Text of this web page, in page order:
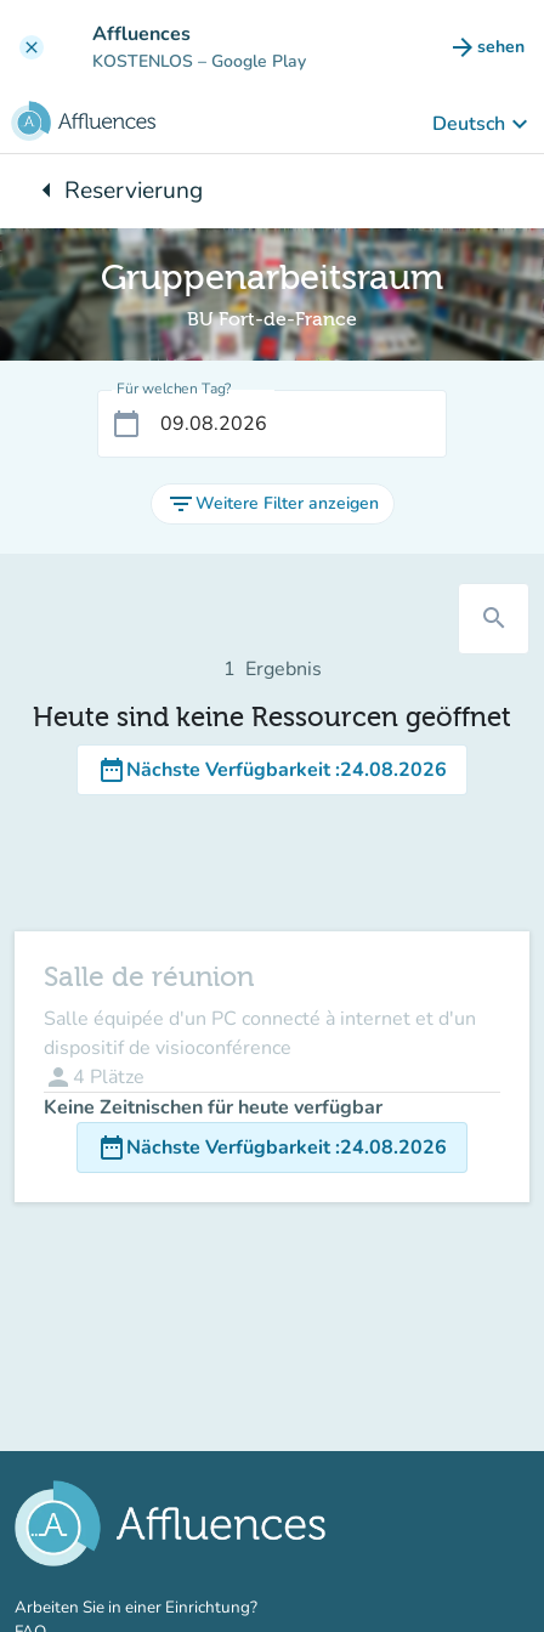
clear Affluences
KOSTENLOS – Google Play arrow_forward sehen
(new
Deutsch keyboard_arrow_down
arrow_leftZurück zu:
Reservierung
Gruppenarbeitsraum
BU Fort-de-France
Für welchen Tag?
calendar_today
filter_listWeitere Filter anzeigen
search
1 Ergebnis
Heute sind keine Ressourcen geöffnet
date_rangeNächste Verfügbarkeit:24.08.2026
Salle de réunion
Salle équipée d'un PC connecté à internet et d'un
dispositif de visioconférence
person 4 Plätze
Keine Zeitnischen für heute verfügbar
date_rangeNächste Verfügbarkeit:24.08.2026
Arbeiten Sie in einer Einrichtung?(new tab)